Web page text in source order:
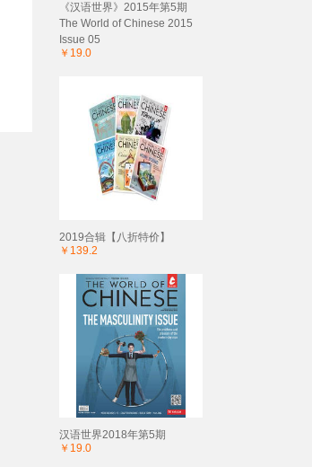
《汉语世界》2015年第5期
The World of Chinese 2015
Issue 05
￥19.0
2019合辑【八折特价】
￥139.2
汉语世界2018年第5期
￥19.0